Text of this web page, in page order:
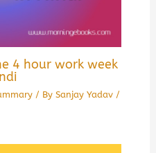
4 hour work week
/ By Sanjay Yadav /